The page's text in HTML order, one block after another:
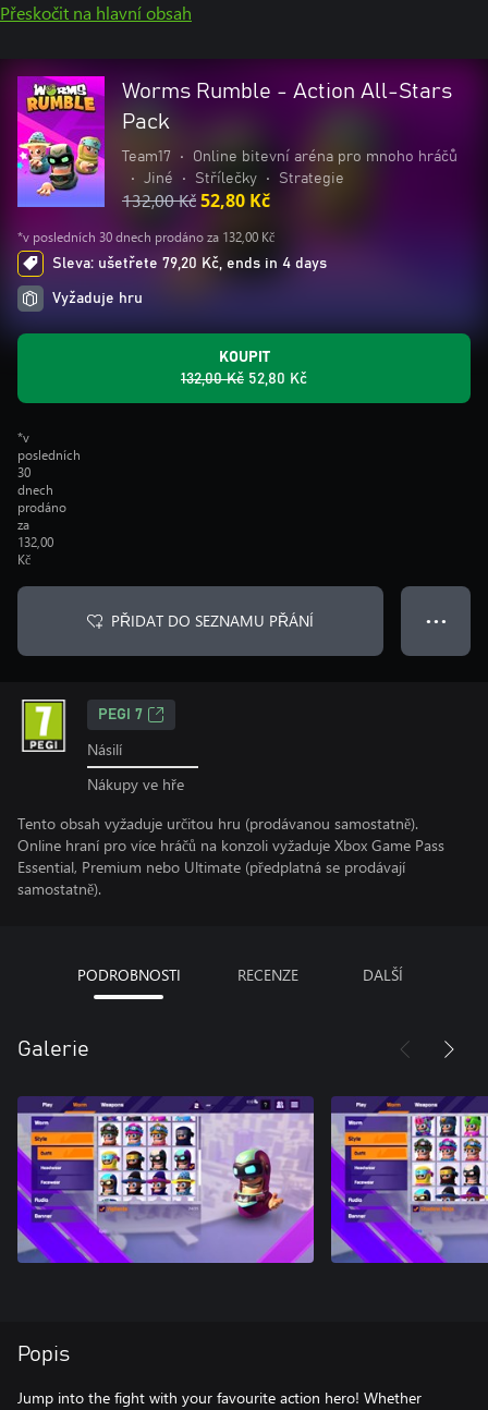
Přeskočit na hlavní obsah
Worms Rumble - Action All-Stars
Pack
Team17 •
Online bitevní aréna pro mnoho hráčů
•
Jiné • Střílečky • Strategie
132,00 Kč52,80 Kč
*v posledních 30 dnech prodáno za 132,00 Kč
Sleva: ušetřete 79,20 Kč, ends in 4 days
Vyžaduje hru
KOUPIT
132,00 Kč 52,80 Kč
*v
posledních
30
dnech
prodáno
za
132,00
Kč
PŘIDAT DO SEZNAMU PŘÁNÍ ● ● ●
PEGI 7
Násilí
Nákupy ve hře
Tento obsah vyžaduje určitou hru (prodávanou samostatně).
Online hraní pro více hráčů na konzoli vyžaduje Xbox Game Pass
Essential, Premium nebo Ultimate (předplatná se prodávají
samostatně).
PODROBNOSTI RECENZE DALŠÍ
Galerie
Popis
Jump into the fight with your favourite action hero! Whether